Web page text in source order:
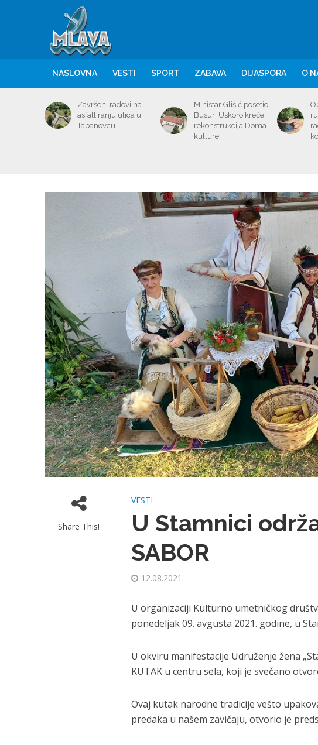
NASLOVNA VESTI SPORT ZABAVA DIJASPORA O
Završeni radovi na
asfaltiranju ulica u
Tabanovcu
Ministar Glišić posetio
Busur: Uskoro kreće
rekonstrukcija Doma
kulture
Share This!
VESTI
U Stamnici
SABOR
12.08.2021.
U organizaciji Kulturno umetničkog
ponedeljak 09. avgusta 2021. godine, u
U okviru manifestacije Udruženje žena
KUTAK u centru sela, koji je svečano
Ovaj kutak narodne tradicije vešto
predaka u našem zavičaju, otvorio je